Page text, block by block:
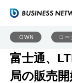
IOWN ロー
富士通、
局の販売